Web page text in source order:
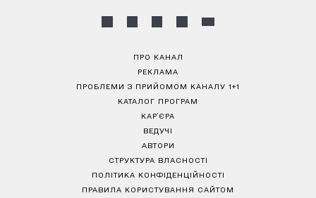
ПРО КАНАЛ
РЕКЛАМА
ПРОБЛЕМИ З ПРИЙОМОМ КАНАЛУ 1+1
КАТАЛОГ ПРОГРАМ
КАР’ЄРА
ВЕДУЧІ
АВТОРИ
СТРУКТУРА ВЛАСНОСТІ
ПОЛІТИКА КОНФІДЕНЦІЙНОСТІ
ПРАВИЛА КОРИСТУВАННЯ САЙТОМ